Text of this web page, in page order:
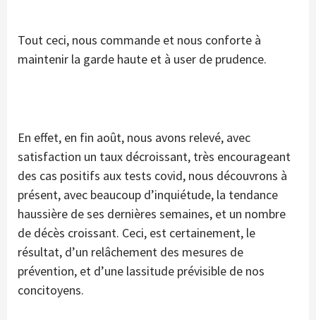
Tout ceci, nous commande et nous conforte à
maintenir la garde haute et à user de prudence.
En effet, en fin août, nous avons relevé, avec
satisfaction un taux décroissant, très encourageant
des cas positifs aux tests covid, nous découvrons à
présent, avec beaucoup d’inquiétude, la tendance
haussière de ses dernières semaines, et un nombre
de décès croissant. Ceci, est certainement, le
résultat, d’un relâchement des mesures de
prévention, et d’une lassitude prévisible de nos
concitoyens.